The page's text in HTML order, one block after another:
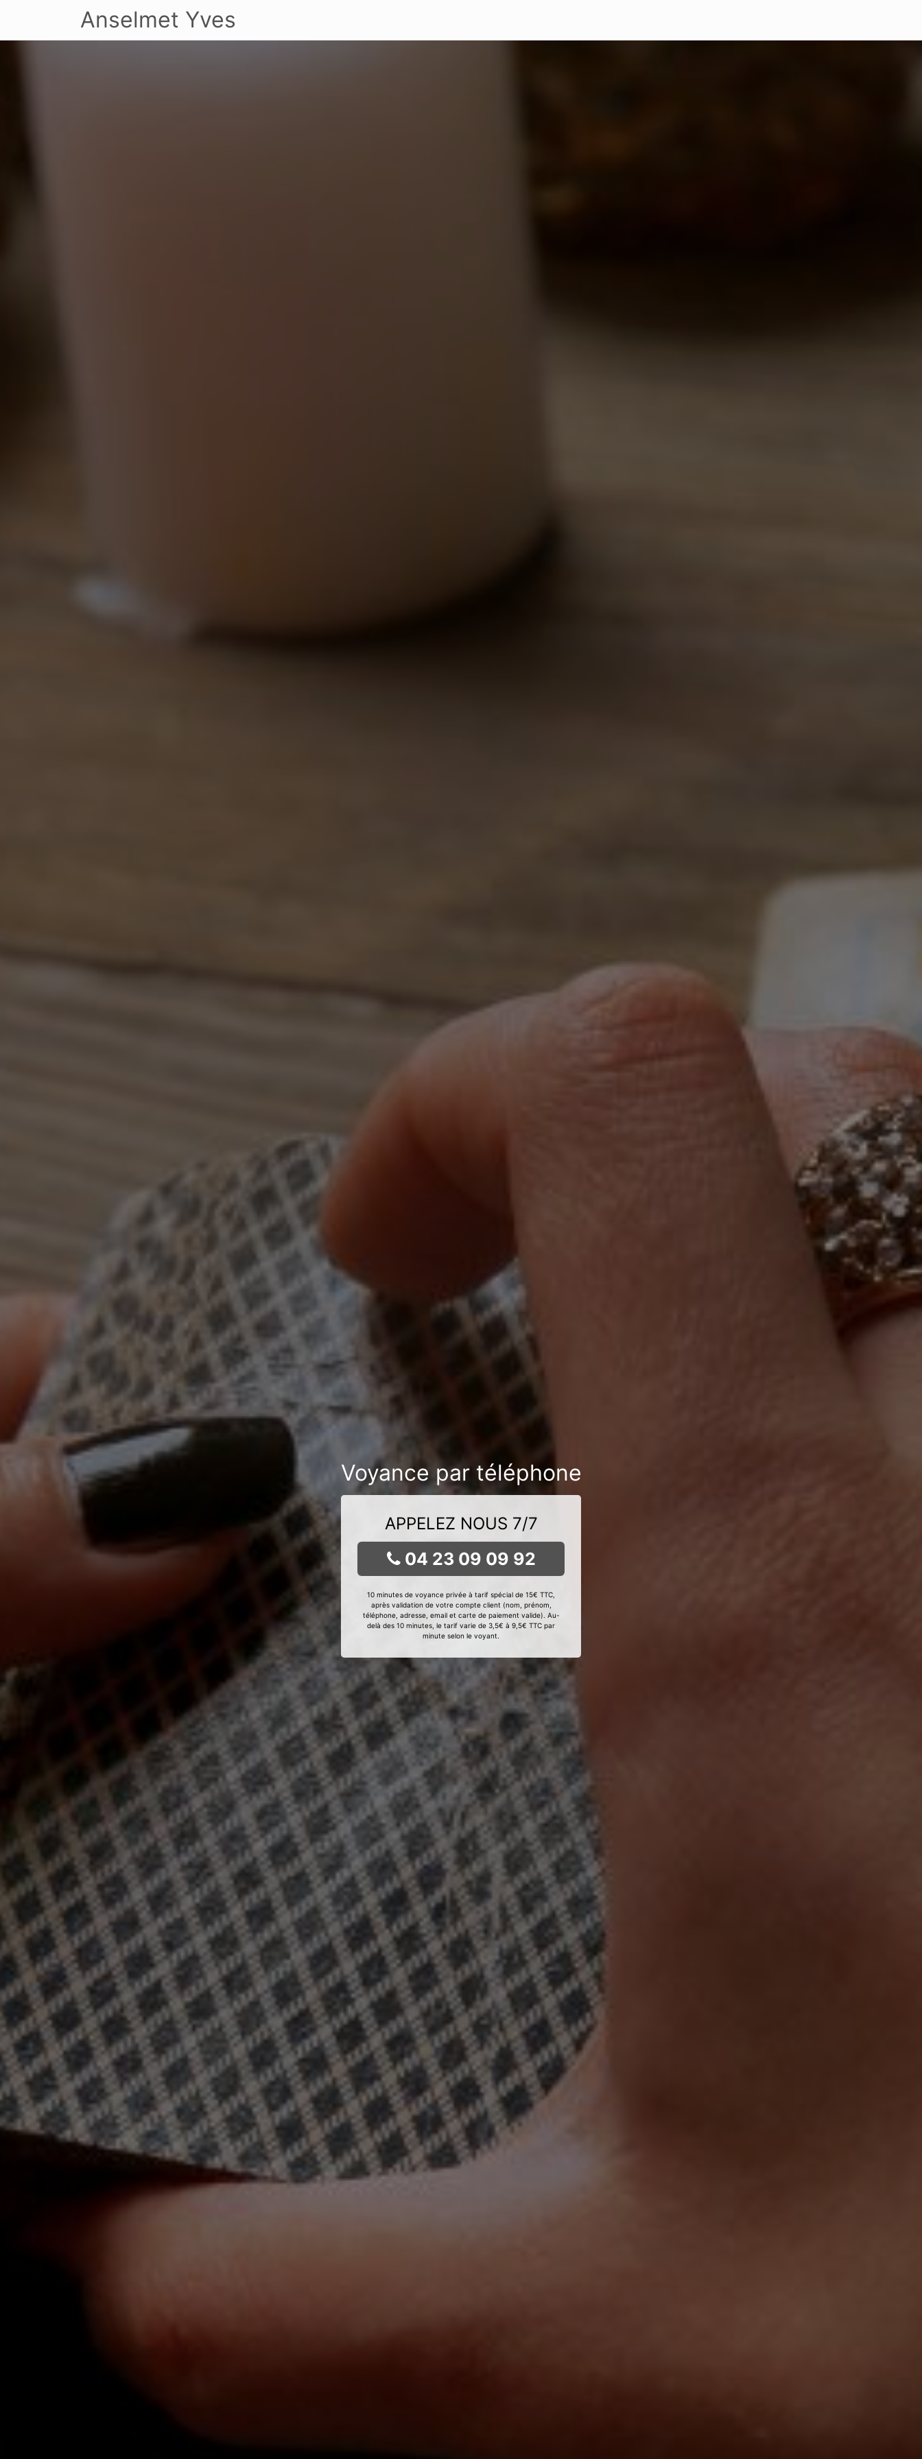
Anselmet Yves
Voyance par téléphone
APPELEZ NOUS 7/7
04 23 09 09 92
10 minutes de voyance privée à tarif spécial de 15€ TTC,
après validation de votre compte client (nom, prénom,
téléphone, adresse, email et carte de paiement valide). Au-
delà des 10 minutes, le tarif varie de 3,5€ à 9,5€ TTC par
minute selon le voyant.